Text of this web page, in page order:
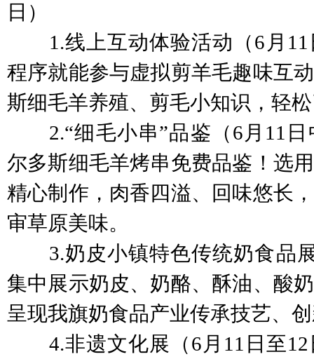
日）
1.线上互动体验活动（6月11
程序就能参与虚拟剪羊毛趣味互
斯细毛羊养殖、剪毛小知识，轻
2.“细毛小串”品鉴（6月11日
尔多斯细毛羊烤串免费品鉴！选
精心制作，肉香四溢、回味悠长
审草原美味。
3.奶皮小镇特色传统奶食品展
集中展示奶皮、奶酪、酥油、酸
呈现我旗奶食品产业传承技艺、
4.非遗文化展（6月11日至12